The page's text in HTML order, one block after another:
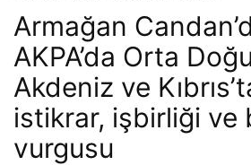
Armağan
AKPA’da Orta
Akdeniz ve
istikrar, işbirliği ve
vurgusu